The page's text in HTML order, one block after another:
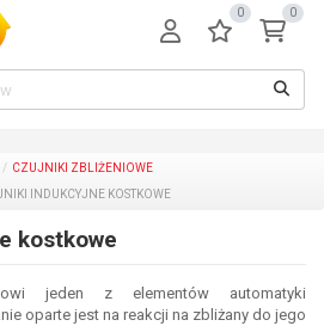
0 0
CZUJNIKI ZBLIŻENIOWE
INDUKCYJNE KOSTKOWE
kostkowe
jeden z elementów automatyki
oparte jest na reakcji na zbliżany do jego